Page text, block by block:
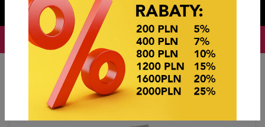
OKAZJE CENOWE! OKAZJE CENOWE!
Strona główna Ekspozytory i Opakowania OPAKOWANIA